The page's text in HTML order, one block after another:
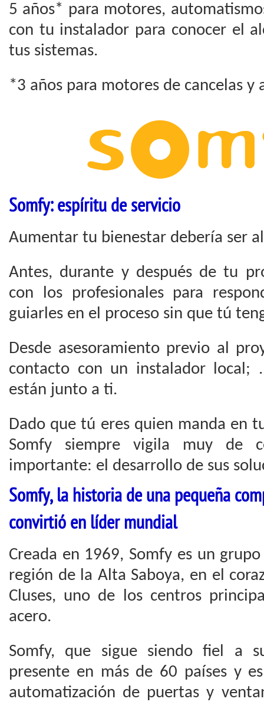
5 años* para motores,
con tu instalador para conocer el
tus sistemas.
*3 años para motores de cancelas y
Somfy: espíritu de servicio
Aumentar tu bienestar debería ser
Antes, durante y después de tu
con los profesionales para
guiarles en el proceso sin que tú
Desde asesoramiento previo al
contacto con un instalador local;
están junto a ti.
Dado que tú eres quien manda en
Somfy siempre vigila muy de
importante: el desarrollo de sus
Somfy, la historia de una pequeña
convirtió en líder mundial
Creada en 1969, Somfy es un
región de la Alta Saboya, en el
Cluses, uno de los centros
acero.
Somfy, que sigue siendo fiel a
presente en más de 60 países y
automatización de puertas y